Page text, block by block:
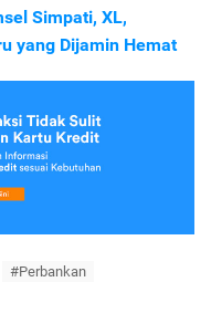
Simpati, XL,
yang Dijamin Hemat
#Perbankan